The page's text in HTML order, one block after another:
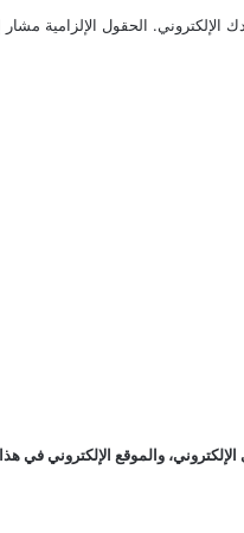
الإلكتروني. الحقول الإلزامية مشار
والموقع الإلكتروني في